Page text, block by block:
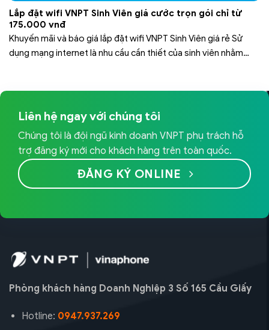
Lắp đặt wifi VNPT Sinh Viên giá cước trọn gói chỉ từ
175.000 vnđ
Khuyến mãi và báo giá lắp đặt wifi VNPT Sinh Viên giá rẻ Sử
dụng mạng internet là nhu cầu cần thiết của sinh viên nhằm
Liên hệ ngay với chúng tôi
Chúng tôi là đội ngũ kinh doanh VNPT phụ trách hỗ
trợ đăng ký mới cho khách hàng trên toàn quốc.
ĐĂNG KÝ ONLINE
Phòng khách hàng Doanh Nghiệp 3 Số 165 Cầu Giấy
Hotline: 0947.937.269